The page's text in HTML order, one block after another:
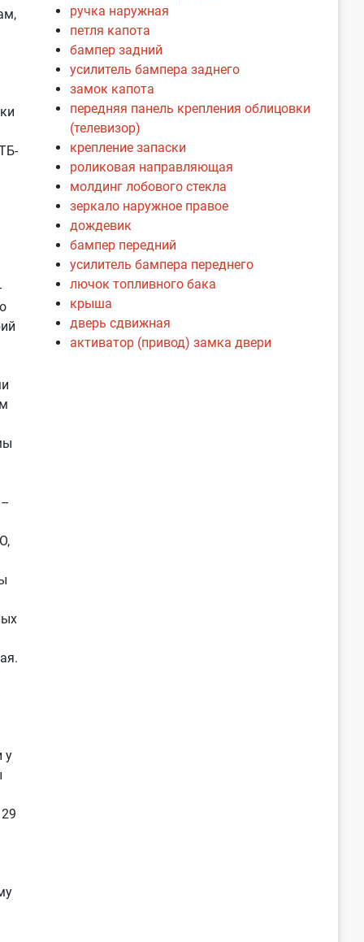
у
ручка наружная
петля капота
бампер задний
усилитель бампера заднего
замок капота
передняя панель крепления облицовки
(телевизор)
крепление запаски
роликовая направляющая
молдинг лобового стекла
зеркало наружное правое
дождевик
бампер передний
усилитель бампера переднего
лючок топливного бака
крыша
дверь сдвижная
активатор (привод) замка двери